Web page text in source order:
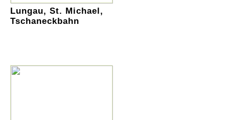
Lungau, St. Michael,
Tschaneckbahn